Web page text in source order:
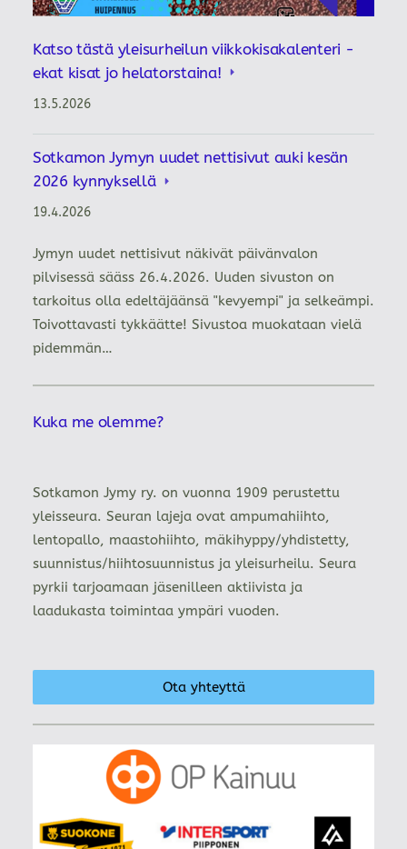
Katso tästä yleisurheilun viikkokisakalenteri -
ekat kisat jo helatorstaina!
13.5.2026
Sotkamon Jymyn uudet nettisivut auki kesän
2026 kynnyksellä
19.4.2026
Jymyn uudet nettisivut näkivät päivänvalon
pilvisessä sääss 26.4.2026. Uuden sivuston on
tarkoitus olla edeltäjäänsä "kevyempi" ja selkeämpi.
Toivottavasti tykkäätte! Sivustoa muokataan vielä
pidemmän…
Kuka me olemme?
Sotkamon Jymy ry. on vuonna 1909 perustettu
yleisseura. Seuran lajeja ovat ampumahiihto,
lentopallo, maastohiihto, mäkihyppy/yhdistetty,
suunnistus/hiihtosuunnistus ja yleisurheilu. Seura
pyrkii tarjoamaan jäsenilleen aktiivista ja
laadukasta toimintaa ympäri vuoden.
Ota yhteyttä